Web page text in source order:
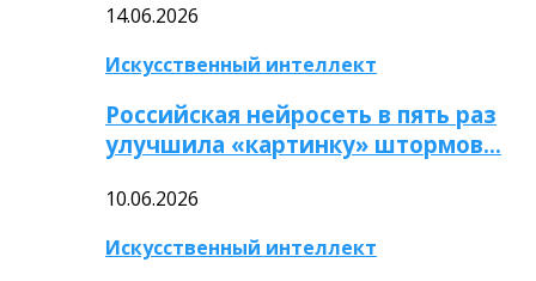
14.06.2026
Искусственный интеллект
Российская нейросеть в пять раз
улучшила «картинку» штормов…
10.06.2026
Искусственный интеллект